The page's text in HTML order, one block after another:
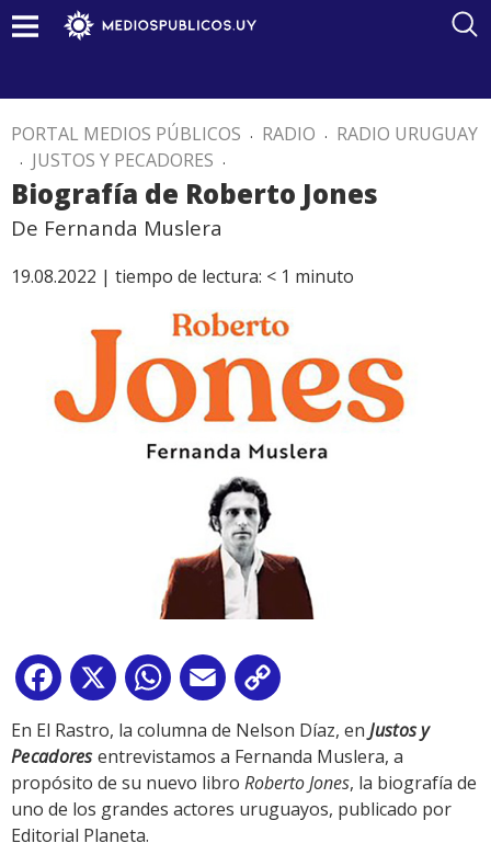
PORTAL MEDIOS PÚBLICOS . RADIO . RADIO URUGUAY
. JUSTOS Y PECADORES .
Biografía de Roberto Jones
De Fernanda Muslera
19.08.2022 | tiempo de lectura: < 1 minuto
Facebook
X WhatsApp
Email
Link
En El Rastro, la columna de Nelson Díaz, en Justos y
Pecadoresentrevistamos a Fernanda Muslera, a
propósito de su nuevo libro Roberto Jones, la biografía de
uno de los grandes actores uruguayos, publicado por
Editorial Planeta.